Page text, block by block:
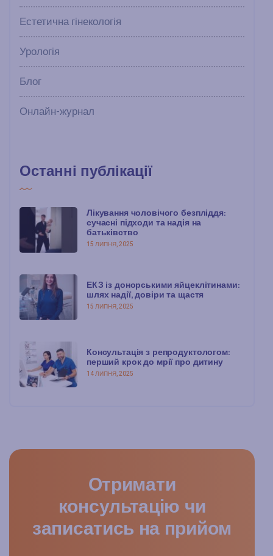
Естетична гінекологія
Урологія
Блог
Онлайн-журнал
Останні публікації
Лікування чоловічого безпліддя:
сучасні підходи та надія на
батьківство
15 ЛИПНЯ, 2025
ЕКЗ із донорськими яйцеклітинами:
шлях надії, довіри та щастя
15 ЛИПНЯ, 2025
Консультація з репродуктологом:
перший крок до мрії про дитину
14 ЛИПНЯ, 2025
Отримати
консультацію чи
записатись на прийом